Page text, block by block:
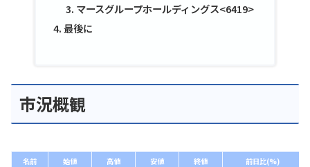
マースグループホールディングス<6419>
最後に
市況概観
名前 始値 高値 安値 終値 前日比(%)